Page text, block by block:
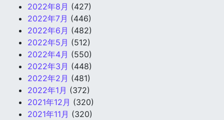
2022年8月 (427)
2022年7月 (446)
2022年6月 (482)
2022年5月 (512)
2022年4月 (550)
2022年3月 (448)
2022年2月 (481)
2022年1月 (372)
2021年12月 (320)
2021年11月 (320)